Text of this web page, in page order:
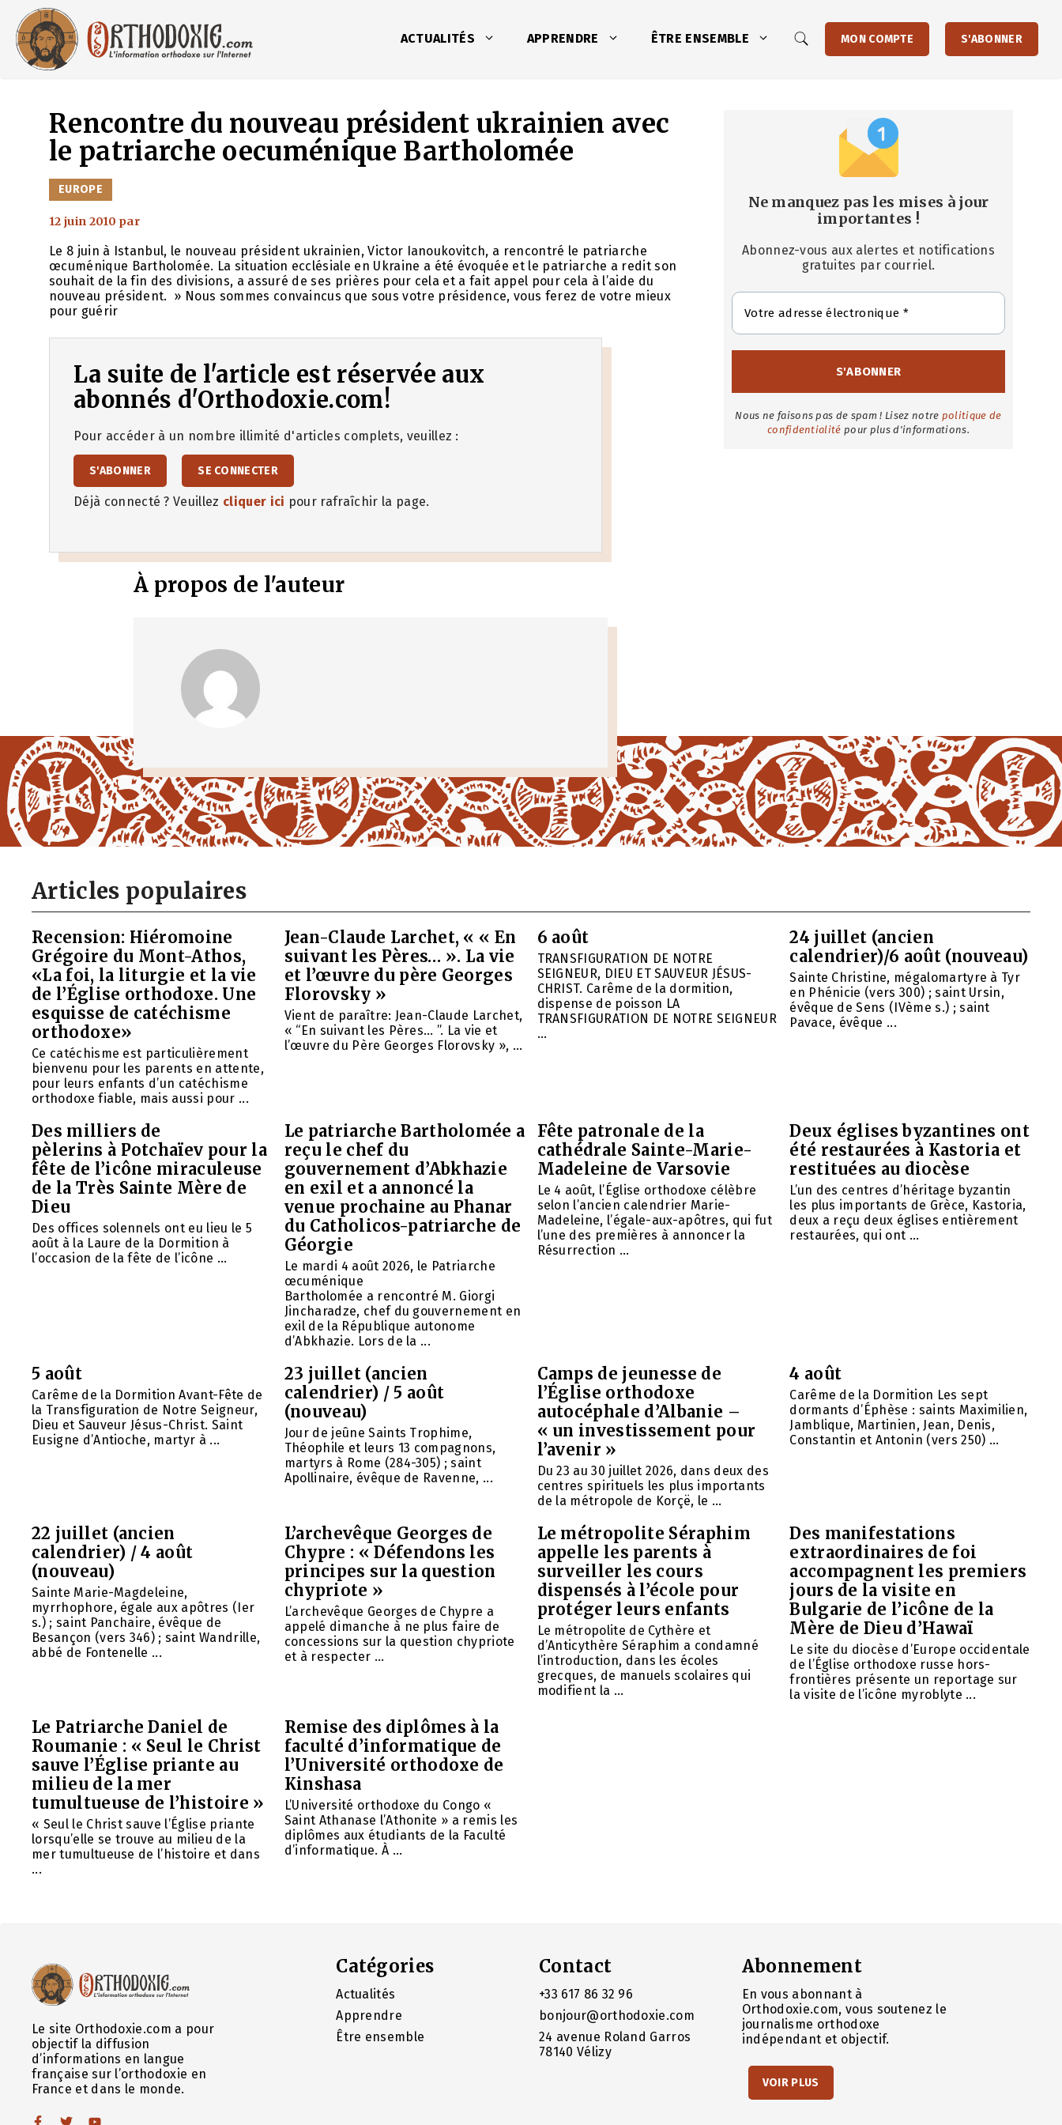
contenu
ACTUALITÉS APPRENDRE ÊTRE ENSEMBLE MON COMPTE S'ABONNER
Rencontre du nouveau président ukrainien avec
le patriarche oecuménique Bartholomée
CATÉGORIES
EUROPE
12 juin 2010 par
Le 8 juin à Istanbul, le nouveau président ukrainien, Victor Ianoukovitch, a rencontré le patriarche
œcuménique Bartholomée. La situation ecclésiale en Ukraine a été évoquée et le patriarche a redit son
souhait de la fin des divisions, a assuré de ses prières pour cela et a fait appel pour cela à l’aide du
nouveau président. » Nous sommes convaincus que sous votre présidence, vous ferez de votre mieux
pour guérir
La suite de l'article est réservée aux
abonnés d'Orthodoxie.com!
Pour accéder à un nombre illimité d'articles complets, veuillez :
S'ABONNER SE CONNECTER
Déjà connecté ? Veuillez cliquer ici pour rafraîchir la page.
À propos de l'auteur
Ne manquez pas les mises à jour
importantes !
Abonnez-vous aux alertes et notifications
gratuites par courriel.
Nous ne faisons pas de spam ! Lisez notre politique de
confidentialité pour plus d'informations.
Articles populaires
Recension: Hiéromoine
Grégoire du Mont-Athos,
«La foi, la liturgie et la vie
de l’Église orthodoxe. Une
esquisse de catéchisme
orthodoxe»
Ce catéchisme est particulièrement
bienvenu pour les parents en attente,
pour leurs enfants d’un catéchisme
orthodoxe fiable, mais aussi pour ...
Jean-Claude Larchet, « « En
suivant les Pères… ». La vie
et l’œuvre du père Georges
Florovsky »
Vient de paraître: Jean-Claude Larchet,
« “En suivant les Pères… ”. La vie et
l’œuvre du Père Georges Florovsky », ...
6 août
TRANSFIGURATION DE NOTRE
SEIGNEUR, DIEU ET SAUVEUR JÉSUS-
CHRIST. Carême de la dormition,
dispense de poisson LA
TRANSFIGURATION DE NOTRE SEIGNEUR
...
24 juillet (ancien
calendrier)/6 août (nouveau)
Sainte Christine, mégalomartyre à Tyr
en Phénicie (vers 300) ; saint Ursin,
évêque de Sens (IVème s.) ; saint
Pavace, évêque ...
Des milliers de
pèlerins à Potchaïev pour la
fête de l’icône miraculeuse
de la Très Sainte Mère de
Dieu
Des offices solennels ont eu lieu le 5
août à la Laure de la Dormition à
l’occasion de la fête de l’icône ...
Le patriarche Bartholomée a
reçu le chef du
gouvernement d’Abkhazie
en exil et a annoncé la
venue prochaine au Phanar
du Catholicos-patriarche de
Géorgie
Le mardi 4 août 2026, le Patriarche
œcuménique
Bartholomée a rencontré M. Giorgi
Jincharadze, chef du gouvernement en
exil de la République autonome
d’Abkhazie. Lors de la ...
Fête patronale de la
cathédrale Sainte-Marie-
Madeleine de Varsovie
Le 4 août, l’Église orthodoxe célèbre
selon l’ancien calendrier Marie-
Madeleine, l’égale-aux-apôtres, qui fut
l’une des premières à annoncer la
Résurrection ...
Deux églises byzantines ont
été restaurées à Kastoria et
restituées au diocèse
L’un des centres d’héritage byzantin
les plus importants de Grèce, Kastoria,
deux a reçu deux églises entièrement
restaurées, qui ont ...
5 août
Carême de la Dormition Avant-Fête de
la Transfiguration de Notre Seigneur,
Dieu et Sauveur Jésus-Christ. Saint
Eusigne d’Antioche, martyr à ...
23 juillet (ancien
calendrier) / 5 août
(nouveau)
Jour de jeûne Saints Trophime,
Théophile et leurs 13 compagnons,
martyrs à Rome (284-305) ; saint
Apollinaire, évêque de Ravenne, ...
Camps de jeunesse de
l’Église orthodoxe
autocéphale d’Albanie –
« un investissement pour
l’avenir »
Du 23 au 30 juillet 2026, dans deux des
centres spirituels les plus importants
de la métropole de Korçë, le ...
4 août
Carême de la Dormition Les sept
dormants d’Éphèse : saints Maximilien,
Jamblique, Martinien, Jean, Denis,
Constantin et Antonin (vers 250) ...
22 juillet (ancien
calendrier) / 4 août
(nouveau)
Sainte Marie-Magdeleine,
myrrhophore, égale aux apôtres (Ier
s.) ; saint Panchaire, évêque de
Besançon (vers 346) ; saint Wandrille,
abbé de Fontenelle ...
L’archevêque Georges de
Chypre : « Défendons les
principes sur la question
chypriote »
L’archevêque Georges de Chypre a
appelé dimanche à ne plus faire de
concessions sur la question chypriote
et à respecter ...
Le métropolite Séraphim
appelle les parents à
surveiller les cours
dispensés à l’école pour
protéger leurs enfants
Le métropolite de Cythère et
d’Anticythère Séraphim a condamné
l’introduction, dans les écoles
grecques, de manuels scolaires qui
modifient la ...
Des manifestations
extraordinaires de foi
accompagnent les premiers
jours de la visite en
Bulgarie de l’icône de la
Mère de Dieu d’Hawaï
Le site du diocèse d’Europe occidentale
de l’Église orthodoxe russe hors-
frontières présente un reportage sur
la visite de l’icône myroblyte ...
Le Patriarche Daniel de
Roumanie : « Seul le Christ
sauve l’Église priante au
milieu de la mer
tumultueuse de l’histoire »
« Seul le Christ sauve l’Église priante
lorsqu’elle se trouve au milieu de la
mer tumultueuse de l’histoire et dans
...
Remise des diplômes à la
faculté d’informatique de
l’Université orthodoxe de
Kinshasa
L’Université orthodoxe du Congo «
Saint Athanase l’Athonite » a remis les
diplômes aux étudiants de la Faculté
d’informatique. À ...
Le site Orthodoxie.com a pour
objectif la diffusion
d’informations en langue
française sur l’orthodoxie en
France et dans le monde.
Catégories
Actualités
Apprendre
Être ensemble
Contact
+33 617 86 32 96
bonjour@orthodoxie.com
24 avenue Roland Garros
78140 Vélizy
Abonnement
En vous abonnant à
Orthodoxie.com, vous soutenez le
journalisme orthodoxe
indépendant et objectif.
VOIR PLUS